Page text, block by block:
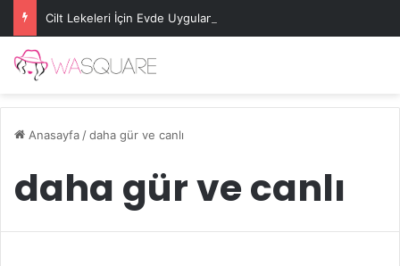
Cilt Lekeleri İçin Evde Uygulanabilecek Basit Maskeler
Anasayfa/daha gür ve canlı
daha gür ve canlı